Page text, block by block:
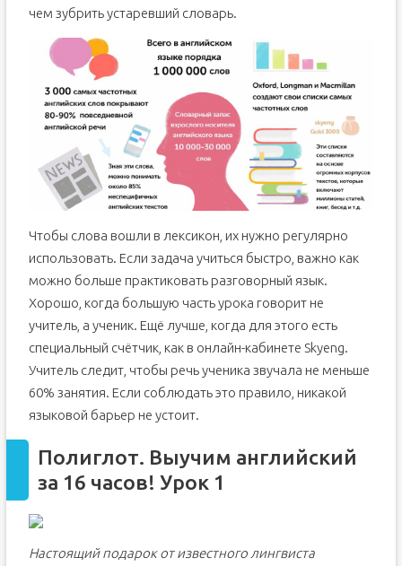
чем зубрить устаревший словарь.
Чтобы слова вошли в лексикон, их нужно регулярно
использовать. Если задача учиться быстро, важно как
можно больше практиковать разговорный язык.
Хорошо, когда большую часть урока говорит не
учитель, а ученик. Ещё лучше, когда для этого есть
специальный счётчик, как в онлайн-кабинете Skyeng.
Учитель следит, чтобы речь ученика звучала не меньше
60% занятия. Если соблюдать это правило, никакой
языковой барьер не устоит.
Полиглот. Выучим английский
за 16 часов! Урок 1
Настоящий подарок от известного лингвиста